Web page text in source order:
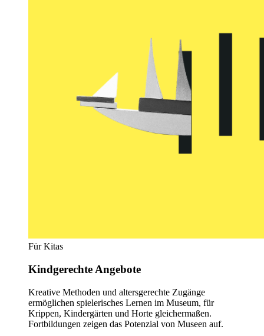
Für Kitas
Kindgerechte Angebote
Kreative Methoden und altersgerechte Zugänge
ermöglichen spielerisches Lernen im Museum, für
Krippen, Kindergärten und Horte gleichermaßen.
Fortbildungen zeigen das Potenzial von Museen auf.